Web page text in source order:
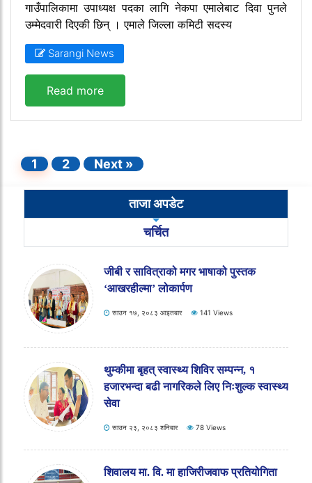
गाउँपालिकामा उपाध्यक्ष पदका लागि नेकपा एमालेबाट दिवा पुनले
उम्मेदवारी दिएकी छिन् । एमाले जिल्ला कमिटी सदस्य
Sarangi News
Read more
1 2 Next »
ताजा अपडेट
चर्चित
स्किल ब्रिज सुरु, शिक्षकलाई एआई तालिम
साउन १७, २०८३ आइतबार
जीबी र सावित्राको मगर भाषाको पुस्तक
‘आखरहील्मा’ लोकार्पण
थुम्कीमा बृहत् स्वास्थ्य शिविर सम्पन्न, १